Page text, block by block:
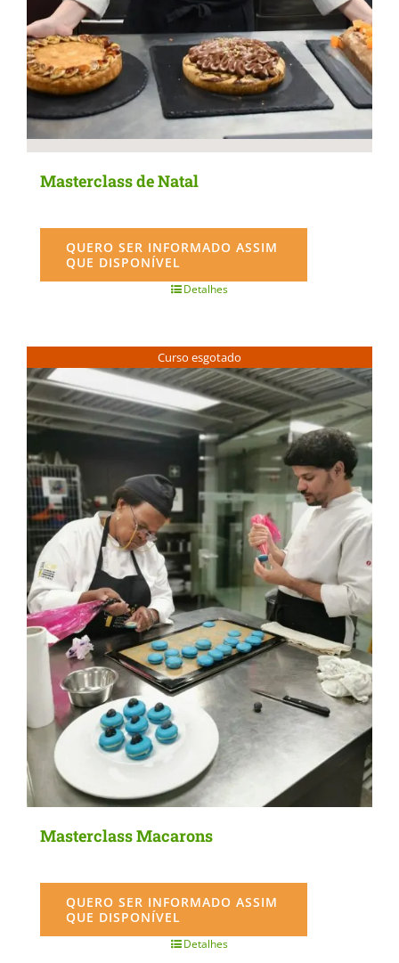
Masterclass de Natal
QUERO SER INFORMADO ASSIM
QUE DISPONÍVEL
Detalhes
Curso esgotado
Masterclass Macarons
QUERO SER INFORMADO ASSIM
QUE DISPONÍVEL
Detalhes